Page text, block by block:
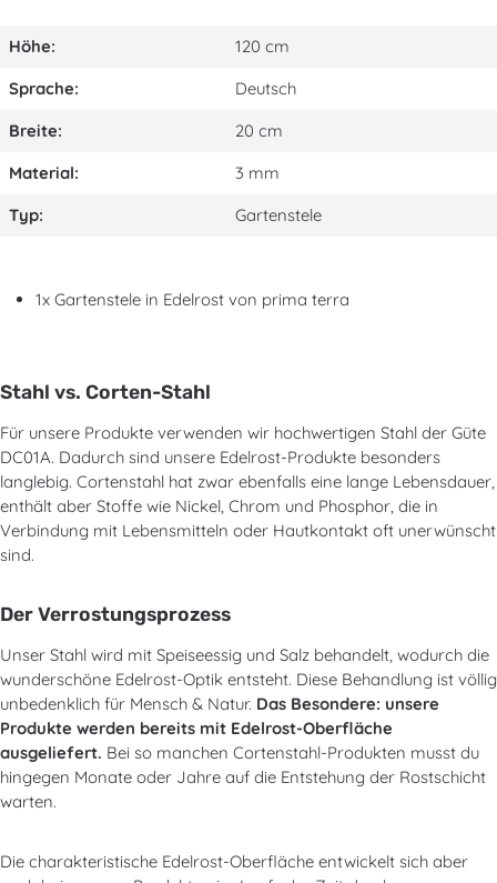
Höhe:
120 cm
Sprache:
Deutsch
Breite:
20 cm
Material:
3 mm
Typ:
Gartenstele
1x Gartenstele in Edelrost von prima terra
Stahl vs. Corten-Stahl
Für unsere Produkte verwenden wir hochwertigen Stahl der Güte
DC01A. Dadurch sind unsere Edelrost-Produkte besonders
langlebig. Cortenstahl hat zwar ebenfalls eine lange Lebensdauer,
enthält aber Stoffe wie Nickel, Chrom und Phosphor, die in
Verbindung mit Lebensmitteln oder Hautkontakt oft unerwünscht
sind.
Der Verrostungsprozess
Unser Stahl wird mit Speiseessig und Salz behandelt, wodurch die
wunderschöne Edelrost-Optik entsteht. Diese Behandlung ist völlig
unbedenklich für Mensch & Natur. Das Besondere: unsere
Produkte werden bereits mit Edelrost-Oberfläche
ausgeliefert. Bei so manchen Cortenstahl-Produkten musst du
hingegen Monate oder Jahre auf die Entstehung der Rostschicht
warten.
Die charakteristische Edelrost-Oberfläche entwickelt sich aber